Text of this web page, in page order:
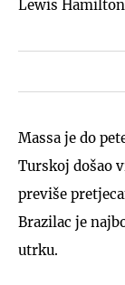
Lewis
Massa je do
Turskoj došao
previše
Brazilac je
utrku.